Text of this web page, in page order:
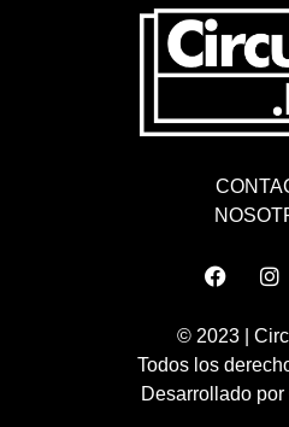
© 2023 |
Todos los
Desarrollado por